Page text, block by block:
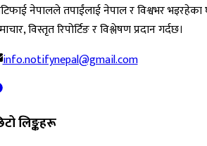
नेपालले तपाईंलाई नेपाल र विश्वभर
विस्तृत रिपोर्टिङ र विश्लेषण प्रदान गर्दछ।
info.notifynepal@gmail.com
लिङ्कहरू